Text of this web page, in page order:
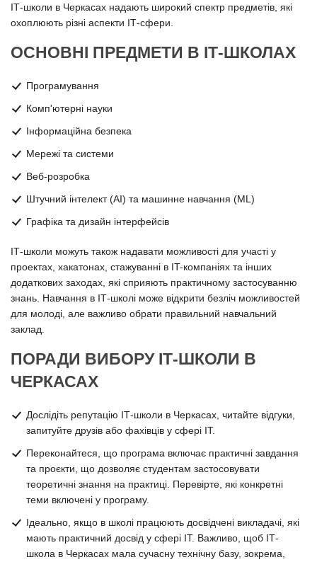
ІТ-школи в Черкасах надають широкий спектр предметів, які
охоплюють різні аспекти ІТ-сфери.
ОСНОВНІ ПРЕДМЕТИ В ІТ-ШКОЛАХ
Програмування
Комп'ютерні науки
Інформаційна безпека
Мережі та системи
Веб-розробка
Штучний інтелект (AI) та машинне навчання (ML)
Графіка та дизайн інтерфейсів
ІТ-школи можуть також надавати можливості для участі у
проектах, хакатонах, стажуванні в IT-компаніях та інших
додаткових заходах, які сприяють практичному застосуванню
знань. Навчання в ІТ-школі може відкрити безліч можливостей
для молоді, але важливо обрати правильний навчальний
заклад.
ПОРАДИ ВИБОРУ ІТ-ШКОЛИ В
ЧЕРКАСАХ
Дослідіть репутацію ІТ-школи в Черкасах, читайте відгуки,
запитуйте друзів або фахівців у сфері ІТ.
Переконайтеся, що програма включає практичні завдання
та проєкти, що дозволяє студентам застосовувати
теоретичні знання на практиці. Перевірте, які конкретні
теми включені у програму.
Ідеально, якщо в школі працюють досвідчені викладачі, які
мають практичний досвід у сфері ІТ. Важливо, щоб ІТ-
школа в Черкасах мала сучасну технічну базу, зокрема,